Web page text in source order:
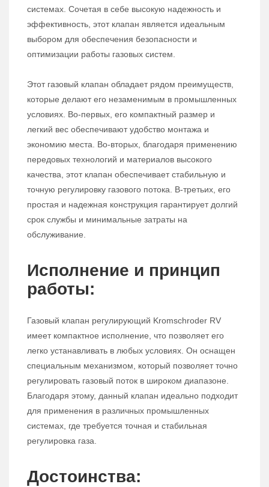
системах. Сочетая в себе высокую надежность и
эффективность, этот клапан является идеальным
выбором для обеспечения безопасности и
оптимизации работы газовых систем.
Этот газовый клапан обладает рядом преимуществ,
которые делают его незаменимым в промышленных
условиях. Во-первых, его компактный размер и
легкий вес обеспечивают удобство монтажа и
экономию места. Во-вторых, благодаря применению
передовых технологий и материалов высокого
качества, этот клапан обеспечивает стабильную и
точную регулировку газового потока. В-третьих, его
простая и надежная конструкция гарантирует долгий
срок службы и минимальные затраты на
обслуживание.
Исполнение и принцип
работы:
Газовый клапан регулирующий Kromschroder RV
имеет компактное исполнение, что позволяет его
легко устанавливать в любых условиях. Он оснащен
специальным механизмом, который позволяет точно
регулировать газовый поток в широком диапазоне.
Благодаря этому, данный клапан идеально подходит
для применения в различных промышленных
системах, где требуется точная и стабильная
регулировка газа.
Достоинства: